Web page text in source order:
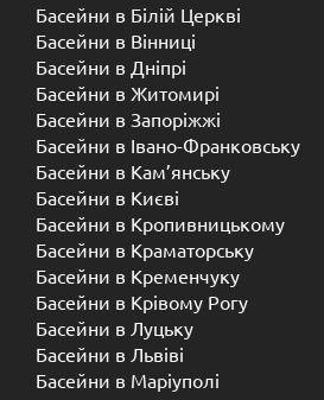
Басейни в Білій Церкві
Басейни в Вінниці
Басейни в Дніпрі
Басейни в Житомирі
Басейни в Запоріжжі
Басейни в Івано-Франковську
Басейни в Кам’янську
Басейни в Києві
Басейни в Кропивницькому
Басейни в Краматорську
Басейни в Кременчуку
Басейни в Крівому Рогу
Басейни в Луцьку
Басейни в Львіві
Басейни в Маріуполі